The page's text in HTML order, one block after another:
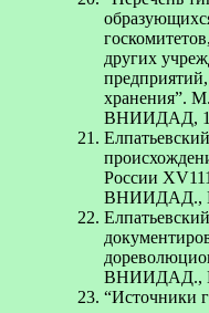
других
хранения”.
ВНИИДАД,
России
ВНИИДАД.,
ВНИИДАД.,
“Источники